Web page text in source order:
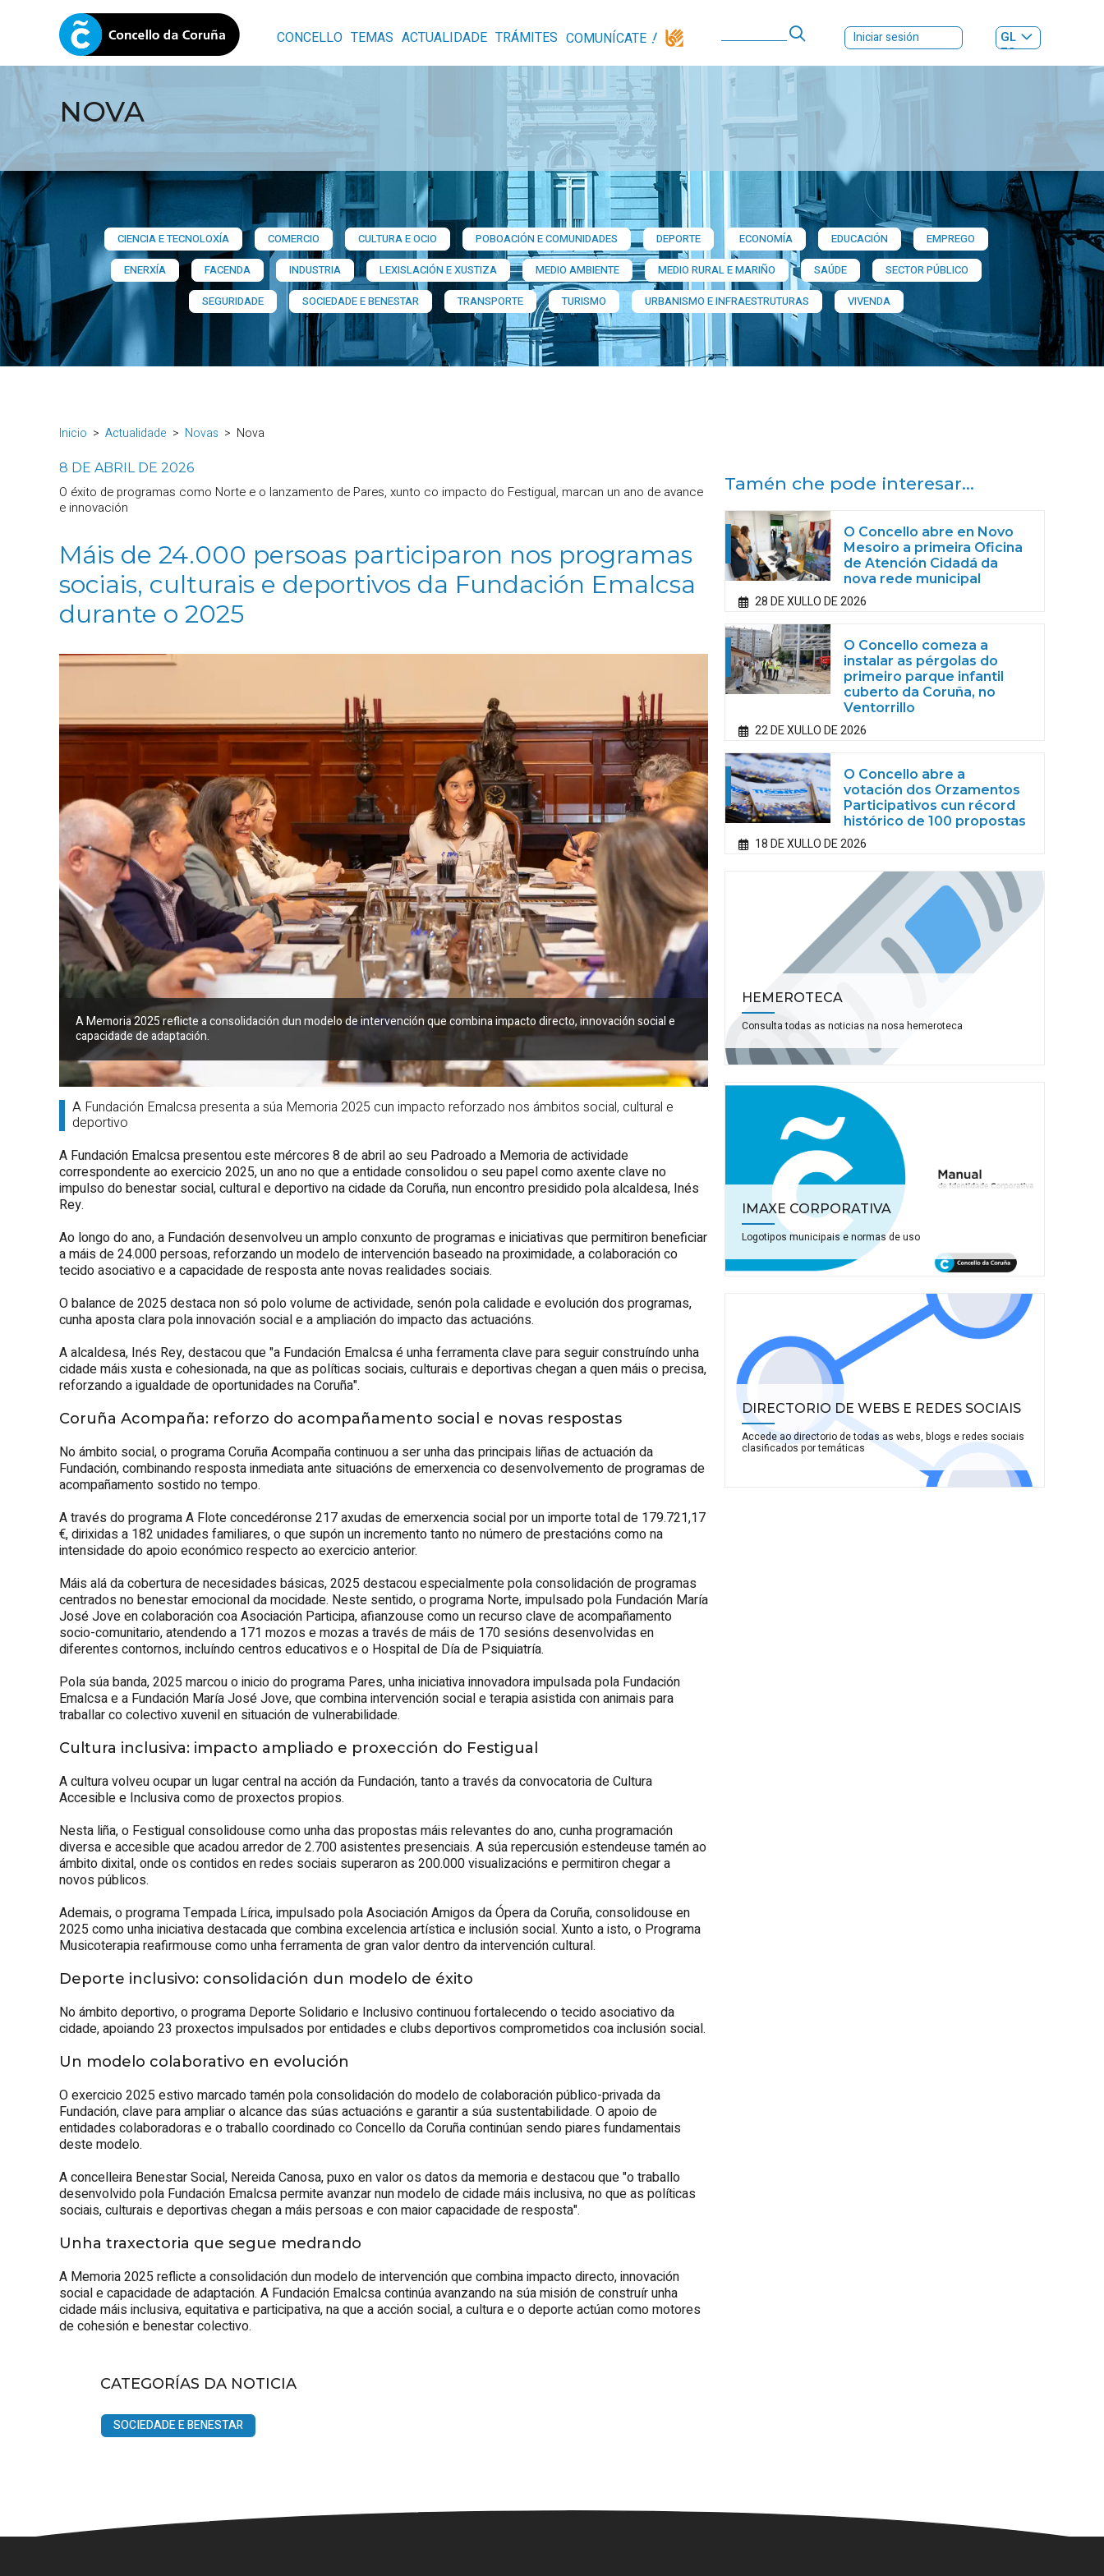
CONCELLO TEMAS ACTUALIDADE TRÁMITES COMUNÍCATE Iniciar sesión
GL
ES|
NOVA
CIENCIA E TECNOLOXÍA COMERCIO CULTURA E OCIO POBOACIÓN E COMUNIDADES DEPORTE ECONOMÍA EDUCACIÓN
EMPREGO
ENERXÍA
FACENDA INDUSTRIA LEXISLACIÓN E XUSTIZA MEDIO AMBIENTE MEDIO RURAL E MARIÑO SAÚDE
SECTOR PÚBLICO
SEGURIDADE
SOCIEDADE E BENESTAR TRANSPORTE TURISMO URBANISMO E INFRAESTRUTURAS VIVENDA
Inicio Actualidade Novas Nova
8 DE ABRIL DE 2026
O éxito de programas como Norte e o lanzamento de Pares, xunto co impacto do Festigual, marcan un ano de avance
e innovación
Máis de 24.000 persoas participaron nos programas
sociais, culturais e deportivos da Fundación Emalcsa
durante o 2025
A Memoria 2025 reflicte a consolidación dun modelo de intervención que combina impacto directo, innovación social e
capacidade de adaptación.
A Fundación Emalcsa presenta a súa Memoria 2025 cun impacto reforzado nos ámbitos social, cultural e
deportivo
A Fundación Emalcsa presentou este mércores 8 de abril ao seu Padroado a Memoria de actividade
correspondente ao exercicio 2025, un ano no que a entidade consolidou o seu papel como axente clave no
impulso do benestar social, cultural e deportivo na cidade da Coruña, nun encontro presidido pola alcaldesa, Inés
Rey.
Ao longo do ano, a Fundación desenvolveu un amplo conxunto de programas e iniciativas que permitiron beneficiar
a máis de 24.000 persoas, reforzando un modelo de intervención baseado na proximidade, a colaboración co
tecido asociativo e a capacidade de resposta ante novas realidades sociais.
O balance de 2025 destaca non só polo volume de actividade, senón pola calidade e evolución dos programas,
cunha aposta clara pola innovación social e a ampliación do impacto das actuacións.
A alcaldesa, Inés Rey, destacou que "a Fundación Emalcsa é unha ferramenta clave para seguir construíndo unha
cidade máis xusta e cohesionada, na que as políticas sociais, culturais e deportivas chegan a quen máis o precisa,
reforzando a igualdade de oportunidades na Coruña".
Coruña Acompaña: reforzo do acompañamento social e novas respostas
No ámbito social, o programa Coruña Acompaña continuou a ser unha das principais liñas de actuación da
Fundación, combinando resposta inmediata ante situacións de emerxencia co desenvolvemento de programas de
acompañamento sostido no tempo.
A través do programa A Flote concedéronse 217 axudas de emerxencia social por un importe total de 179.721,17
€, dirixidas a 182 unidades familiares, o que supón un incremento tanto no número de prestacións como na
intensidade do apoio económico respecto ao exercicio anterior.
Máis alá da cobertura de necesidades básicas, 2025 destacou especialmente pola consolidación de programas
centrados no benestar emocional da mocidade. Neste sentido, o programa Norte, impulsado pola Fundación María
José Jove en colaboración coa Asociación Participa, afianzouse como un recurso clave de acompañamento
socio-comunitario, atendendo a 171 mozos e mozas a través de máis de 170 sesións desenvolvidas en
diferentes contornos, incluíndo centros educativos e o Hospital de Día de Psiquiatría.
Pola súa banda, 2025 marcou o inicio do programa Pares, unha iniciativa innovadora impulsada pola Fundación
Emalcsa e a Fundación María José Jove, que combina intervención social e terapia asistida con animais para
traballar co colectivo xuvenil en situación de vulnerabilidade.
Cultura inclusiva: impacto ampliado e proxección do Festigual
A cultura volveu ocupar un lugar central na acción da Fundación, tanto a través da convocatoria de Cultura
Accesible e Inclusiva como de proxectos propios.
Nesta liña, o Festigual consolidouse como unha das propostas máis relevantes do ano, cunha programación
diversa e accesible que acadou arredor de 2.700 asistentes presenciais. A súa repercusión estendeuse tamén ao
ámbito dixital, onde os contidos en redes sociais superaron as 200.000 visualizacións e permitiron chegar a
novos públicos.
Ademais, o programa Tempada Lírica, impulsado pola Asociación Amigos da Ópera da Coruña, consolidouse en
2025 como unha iniciativa destacada que combina excelencia artística e inclusión social. Xunto a isto, o Programa
Musicoterapia reafirmouse como unha ferramenta de gran valor dentro da intervención cultural.
Deporte inclusivo: consolidación dun modelo de éxito
No ámbito deportivo, o programa Deporte Solidario e Inclusivo continuou fortalecendo o tecido asociativo da
cidade, apoiando 23 proxectos impulsados por entidades e clubs deportivos comprometidos coa inclusión social.
Un modelo colaborativo en evolución
O exercicio 2025 estivo marcado tamén pola consolidación do modelo de colaboración público-privada da
Fundación, clave para ampliar o alcance das súas actuacións e garantir a súa sustentabilidade. O apoio de
entidades colaboradoras e o traballo coordinado co Concello da Coruña continúan sendo piares fundamentais
deste modelo.
A concelleira Benestar Social, Nereida Canosa, puxo en valor os datos da memoria e destacou que "o traballo
desenvolvido pola Fundación Emalcsa permite avanzar nun modelo de cidade máis inclusiva, no que as políticas
sociais, culturais e deportivas chegan a máis persoas e con maior capacidade de resposta".
Unha traxectoria que segue medrando
A Memoria 2025 reflicte a consolidación dun modelo de intervención que combina impacto directo, innovación
social e capacidade de adaptación. A Fundación Emalcsa continúa avanzando na súa misión de construír unha
cidade máis inclusiva, equitativa e participativa, na que a acción social, a cultura e o deporte actúan como motores
de cohesión e benestar colectivo.
CATEGORÍAS DA NOTICIA
SOCIEDADE E BENESTAR
Tamén che pode interesar...
O Concello abre en Novo
Mesoiro a primeira Oficina
de Atención Cidadá da
nova rede municipal
28 DE XULLO DE 2026
O Concello comeza a
instalar as pérgolas do
primeiro parque infantil
cuberto da Coruña, no
Ventorrillo
22 DE XULLO DE 2026
O Concello abre a
votación dos Orzamentos
Participativos cun récord
histórico de 100 propostas
18 DE XULLO DE 2026
HEMEROTECA
Consulta todas as noticias na nosa hemeroteca
IMAXE CORPORATIVA
Logotipos municipais e normas de uso
DIRECTORIO DE WEBS E REDES SOCIAIS
Accede ao directorio de todas as webs, blogs e redes sociais
clasificados por temáticas